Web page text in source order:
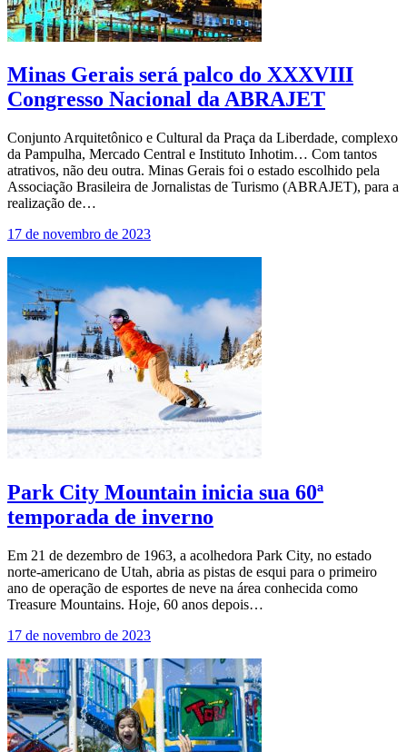
Minas Gerais será palco do XXXVIII
Congresso Nacional da ABRAJET
Conjunto Arquitetônico e Cultural da Praça da Liberdade, complexo
da Pampulha, Mercado Central e Instituto Inhotim… Com tantos
atrativos, não deu outra. Minas Gerais foi o estado escolhido pela
Associação Brasileira de Jornalistas de Turismo (ABRAJET), para a
realização de…
17 de novembro de 2023
Park City Mountain inicia sua 60ª
temporada de inverno
Em 21 de dezembro de 1963, a acolhedora Park City, no estado
norte-americano de Utah, abria as pistas de esqui para o primeiro
ano de operação de esportes de neve na área conhecida como
Treasure Mountains. Hoje, 60 anos depois…
17 de novembro de 2023